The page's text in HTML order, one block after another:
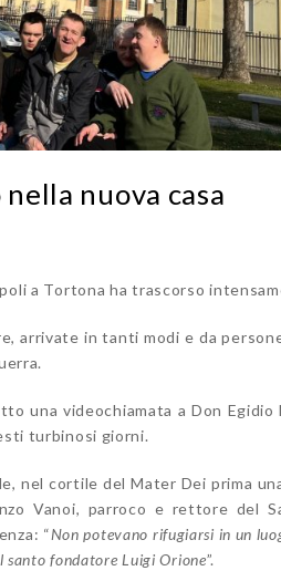
nuova casa
a Tortona ha trascorso
arrivate in tanti modi e da
una videochiamata a Don
turbinosi giorni.
nel cortile del Mater Dei prima
Vanoi, parroco e rettore del
“Non potevano rifugiarsi in un
santo fondatore Luigi Orione”.